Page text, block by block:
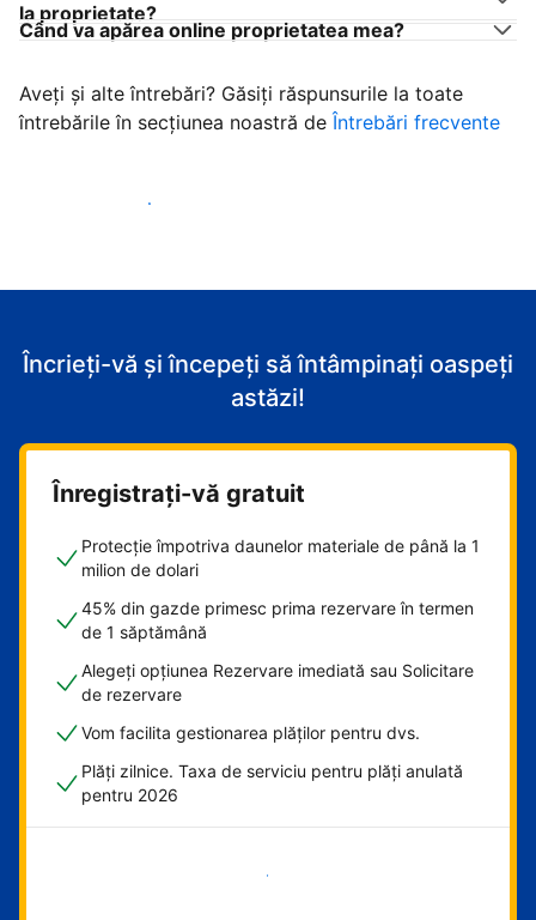
la proprietate?
Când va apărea online proprietatea mea?
Aveți și alte întrebări? Găsiți răspunsurile la toate
întrebările în secțiunea noastră deÎntrebări frecvente
Începeţi să primiţi clienţi
Încrieți-vă și începeți să întâmpinați oaspeți
astăzi!
Înregistrați-vă gratuit
Protecție împotriva daunelor materiale de până la 1
milion de dolari
45% din gazde primesc prima rezervare în termen
de 1 săptămână
Alegeți opțiunea Rezervare imediată sau Solicitare
de rezervare
Vom facilita gestionarea plăților pentru dvs.
Plăți zilnice. Taxa de serviciu pentru plăți anulată
pentru 2026
Începeți acum